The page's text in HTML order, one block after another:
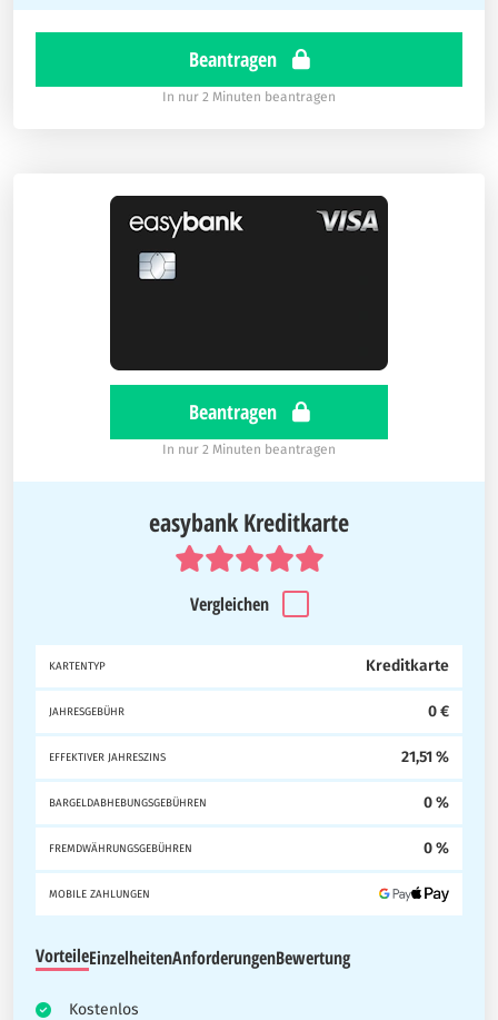
Beantragen
In nur 2 Minuten beantragen
Beantragen
In nur 2 Minuten beantragen
easybank Kreditkarte
Vergleichen
KARTENTYP Kreditkarte
JAHRESGEBÜHR 0 €
EFFEKTIVER JAHRESZINS 21,51 %
BARGELDABHEBUNGSGEBÜHREN 0 %
FREMDWÄHRUNGSGEBÜHREN 0 %
MOBILE ZAHLUNGEN
VorteileEinzelheitenAnforderungenBewertung
Kostenlos